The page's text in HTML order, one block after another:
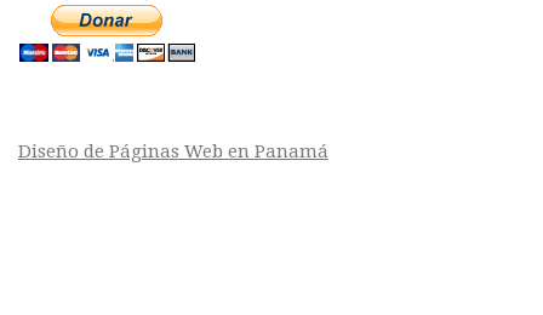
Diseño de Páginas Web en Panamá